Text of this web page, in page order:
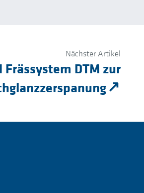
Nächster Artikel
Frässystem DTM zur